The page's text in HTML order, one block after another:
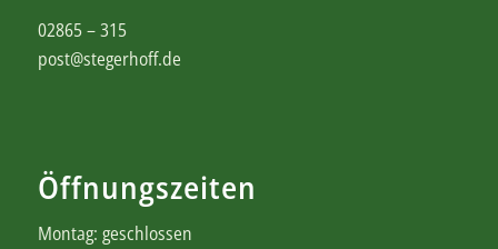
02865 – 315
post@stegerhoff.de
Öffnungszeiten
Montag: geschlossen